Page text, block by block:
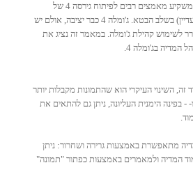
צוות הפיתוח של ג'ומלה 4 משקיע מאמצים רבים לפיתוח גירסה 4 של
ג'ומלה וביא נמצאת כעת (עדיין) בשלב הבטא. ג'ומלה 4 כבר יציבה, אולם יש
לשימוש קהילת ג'ומלה. במאמר זה נציג את
המדיה בג'ומלה 4.
השינוי העיקרי הוא שהתמונות מקבלות יותר
בפינה הימנית העליונה, ניתן גם להתאים את
מתאפשרת באמצעות גרירה ושחרור: ניתן
המדיה ולמאמרים באמצעות כפתור "תמונה"